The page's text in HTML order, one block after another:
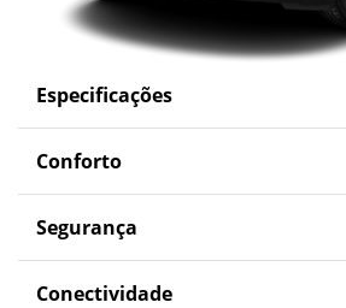
Especificações
Conforto
Segurança
Conectividade